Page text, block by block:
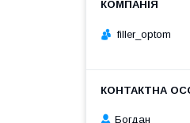
filler_optom
Богдан